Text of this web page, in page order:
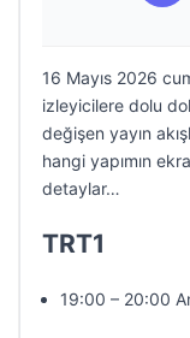
16 Mayıs 2026
izleyicilere dolu
değişen yayın
hangi yapımın
detaylar…
TRT1
19:00 – 20:00